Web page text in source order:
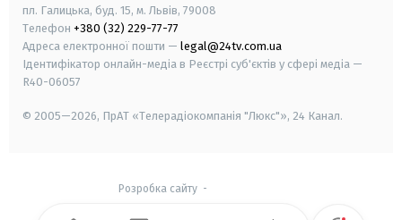
пл. Галицька, буд. 15, м. Львів, 79008
Телефон +380 (32) 229-77-77
Адреса електронної пошти — legal@24tv.com.ua
Ідентифікатор онлайн-медіа в Реєстрі суб'єктів у сфері медіа —
R40-06057
© 2005—2026, ПрАТ «Телерадіокомпанія "Люкс"», 24 Канал.
Розробка сайту-